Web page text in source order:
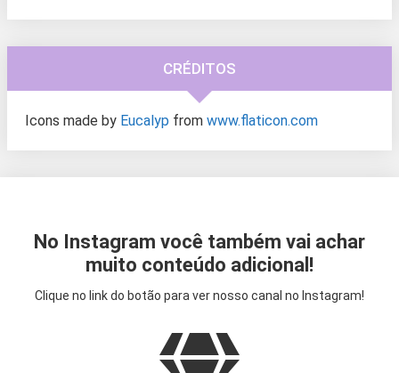
CRÉDITOS
Icons made by Eucalyp from www.flaticon.com
No Instagram você também vai achar
muito conteúdo adicional!
Clique no link do botão para ver nosso canal no Instagram!